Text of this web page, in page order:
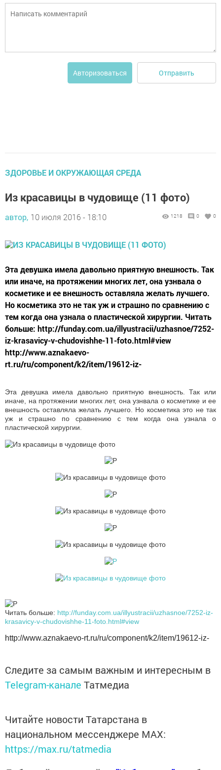
Авторизоваться Отправить
ЗДОРОВЬЕ И ОКРУЖАЮЩАЯ СРЕДА
Из красавицы в чудовище (11 фото)
автор, 10 июля 2016 - 18:10 1218 0 0
Эта девушка имела давольно приятную внешность. Так
или иначе, на протяжении многих лет, она узнвала о
косметике и ее внешность оставляла желать лучшего.
Но косметика это не так уж и страшно по сравнению с
тем когда она узнала о пластической хирургии. Читать
больше: http://funday.com.ua/illyustracii/uzhasnoe/7252-
iz-krasavicy-v-chudovishhe-11-foto.html#view
http://www.aznakaevo-
rt.ru/ru/component/k2/item/19612-iz-
Эта девушка имела давольно приятную внешность. Так или
иначе, на протяжении многих лет, она узнвала о косметике и ее
внешность оставляла желать лучшего. Но косметика это не так
уж и страшно по сравнению с тем когда она узнала о
пластической хирургии.
Читать больше: http://funday.com.ua/illyustracii/uzhasnoe/7252-iz-
krasavicy-v-chudovishhe-11-foto.html#view
http://www.aznakaevo-rt.ru/ru/component/k2/item/19612-iz-
Следите за самым важным и интересным в
Telegram-канале Татмедиа
Читайте новости Татарстана в
национальном мессенджере MАХ:
https://max.ru/tatmedia